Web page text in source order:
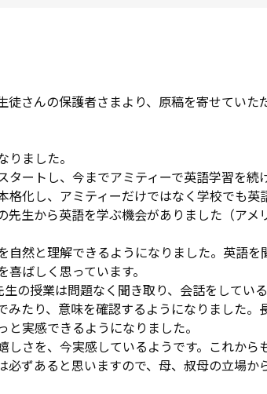
徒さんの保護者さまより、原稿を寄せていた
ました。
ートし、今までアミティーで英語学習を続
化し、アミティーだけではなく学校でも英
先生から英語を学ぶ機会がありました（ア
自然と理解できるようになりました。英語
ばしく思っています。
の授業は問題なく聞き取り、会話をしている
みたり、意味を確認するようになりました
実感できるようになりました。
しさを、今実感しているようです。これか
ずあると思いますので、母、叔母の立場か